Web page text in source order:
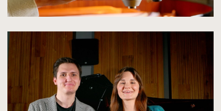
spowoduje
powiększenie
rozmiarów